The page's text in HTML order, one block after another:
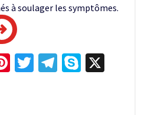
à soulager les symptômes.
Pinterest
Twitter
Telegram
Skype